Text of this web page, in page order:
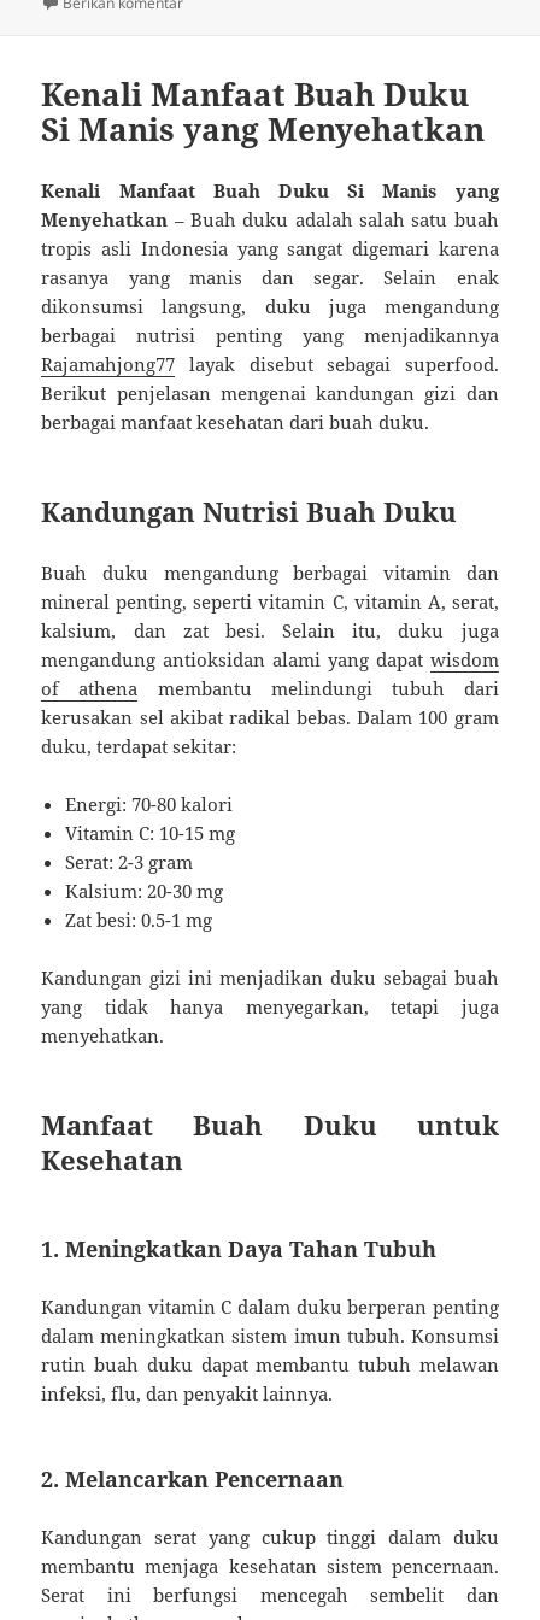
Kenali Manfaat Buah Duku
Si Manis yang Menyehatkan
Kenali Manfaat Buah Duku Si Manis yang
Menyehatkan – Buah duku adalah salah satu buah
tropis asli Indonesia yang sangat digemari karena
rasanya yang manis dan segar. Selain enak
dikonsumsi langsung, duku juga mengandung
berbagai nutrisi penting yang menjadikannya
Rajamahjong77 layak disebut sebagai superfood.
Berikut penjelasan mengenai kandungan gizi dan
berbagai manfaat kesehatan dari buah duku.
Kandungan Nutrisi Buah Duku
Buah duku mengandung berbagai vitamin dan
mineral penting, seperti vitamin C, vitamin A, serat,
kalsium, dan zat besi. Selain itu, duku juga
mengandung antioksidan alami yang dapat wisdom
of athena membantu melindungi tubuh dari
kerusakan sel akibat radikal bebas. Dalam 100 gram
duku, terdapat sekitar:
Energi: 70-80 kalori
Vitamin C: 10-15 mg
Serat: 2-3 gram
Kalsium: 20-30 mg
Zat besi: 0.5-1 mg
Kandungan gizi ini menjadikan duku sebagai buah
yang tidak hanya menyegarkan, tetapi juga
menyehatkan.
Manfaat Buah Duku untuk
Kesehatan
1. Meningkatkan Daya Tahan Tubuh
Kandungan vitamin C dalam duku berperan penting
dalam meningkatkan sistem imun tubuh. Konsumsi
rutin buah duku dapat membantu tubuh melawan
infeksi, flu, dan penyakit lainnya.
2. Melancarkan Pencernaan
Kandungan serat yang cukup tinggi dalam duku
membantu menjaga kesehatan sistem pencernaan.
Serat ini berfungsi mencegah sembelit dan